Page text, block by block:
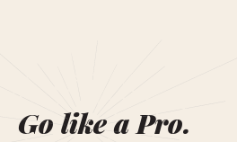
Go like a Pro.